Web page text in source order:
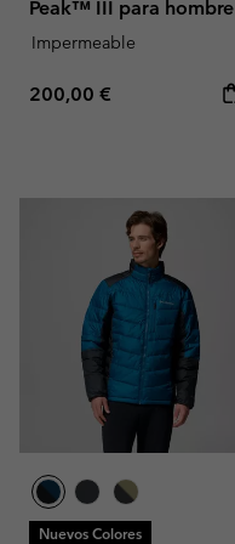
Peak™ III para hombre
Impermeable
Regular price:
200,00 €
Nuevos Colores